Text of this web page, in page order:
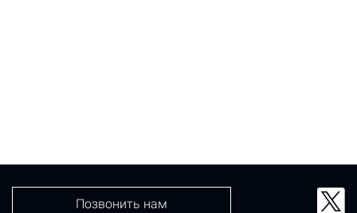
Позвонить нам